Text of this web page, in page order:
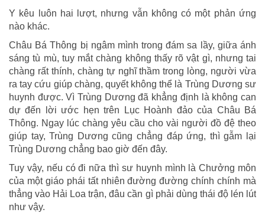
Y kêu luôn hai lượt, nhưng vẫn không có một phản ứng
nào khác.
Châu Bá Thông bị ngâm mình trong đám sa lầy, giữa ánh
sáng tù mù, tuy mắt chàng không thấy rõ vật gì, nhưng tai
chàng rất thính, chàng tự nghĩ thầm trong lòng, người vừa
ra tay cứu giúp chàng, quyết không thể là Trùng Dương sư
huynh được. Vì Trùng Dương đã khẳng định là không can
dự đến lời ước hẹn trên Lục Hoành đảo của Châu Bá
Thông. Ngay lúc chàng yêu cầu cho vài người đồ đệ theo
giúp tay, Trùng Dương cũng chẳng đáp ứng, thì gẫm lại
Trùng Dương chẳng bao giờ đến đây.
Tuy vậy, nếu có đi nữa thì sư huynh mình là Chưởng môn
của một giáo phái tất nhiên đường đường chính chính mà
thẳng vào Hải Loa trận, đâu cần gì phải dùng thái độ lén lút
như vậy.